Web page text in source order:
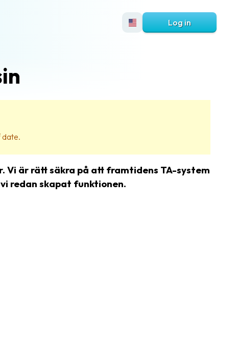
Log in
date.
Vi är rätt säkra på att framtidens TA-system
redan skapat funktionen.